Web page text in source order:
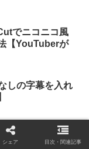
でニコニコ風
【YouTuberが
しの字幕を入れ
な感じ？無料
シェア 目次・関連記事